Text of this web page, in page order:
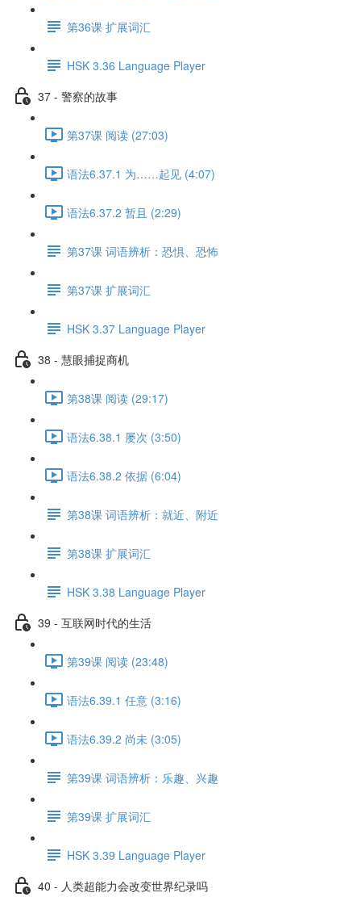
第36课 扩展词汇
HSK 3.36 Language Player
37 - 警察的故事
第37课 阅读 (27:03)
语法6.37.1 为……起见 (4:07)
语法6.37.2 暂且 (2:29)
第37课 词语辨析：恐惧、恐怖
第37课 扩展词汇
HSK 3.37 Language Player
38 - 慧眼捕捉商机
第38课 阅读 (29:17)
语法6.38.1 屡次 (3:50)
语法6.38.2 依据 (6:04)
第38课 词语辨析：就近、附近
第38课 扩展词汇
HSK 3.38 Language Player
39 - 互联网时代的生活
第39课 阅读 (23:48)
语法6.39.1 任意 (3:16)
语法6.39.2 尚未 (3:05)
第39课 词语辨析：乐趣、兴趣
第39课 扩展词汇
HSK 3.39 Language Player
40 - 人类超能力会改变世界纪录吗